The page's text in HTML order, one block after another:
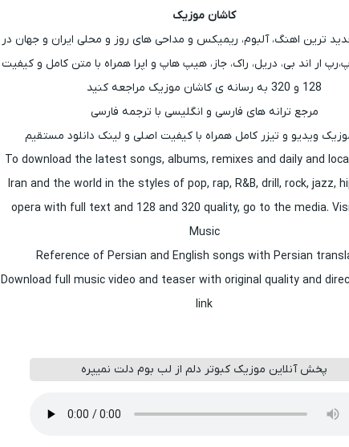
کاشان موزیک
ترین اهنگ، آلبوم، ریمیکس و مداحی های روز و محلی ایران و جهان در
ار اند بی، دریل، راک، جاز، هیپ هاپ و اپرا همراه با متن کامل و کیفیت
128 و 320 به رسانه ی کاشان موزیک مراجعه کنید
مرجع ترانه های فارسی و انگلیسی با ترجمه فارسی
ویدیو و تیزر کامل همراه با کیفیت اصلی و لینک دانلود مستقیم
To download the latest songs, albums, remixes and daily and
Iran and the world in the styles of pop, rap, R&B, drill, rock, jazz,
opera with full text and 128 and 320 quality, go to the media.
Music
Reference of Persian and English songs with Persian
Download full music video and teaser with original quality and
link
پخش آنلاین موزیک ﻛﺒﻮﺗﺮ دﻟﻢ از ﻟﺐ ﺑﻮم دﻟﺖ ﻧﻤﻴﭙﺮه